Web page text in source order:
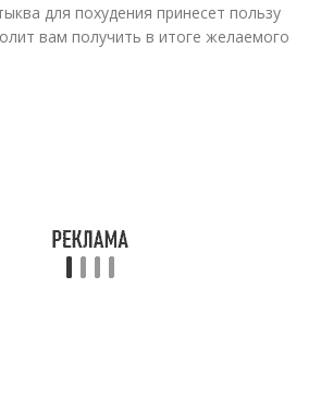
для похудения принесет пользу
вам получить в итоге желаемого